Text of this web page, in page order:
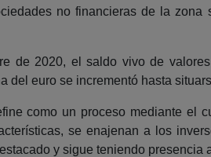
no financieras de la
de 2020, el saldo vivo de
del euro se incrementó hasta
como un proceso mediante el
se enajenan a los
y sigue teniendo presencia